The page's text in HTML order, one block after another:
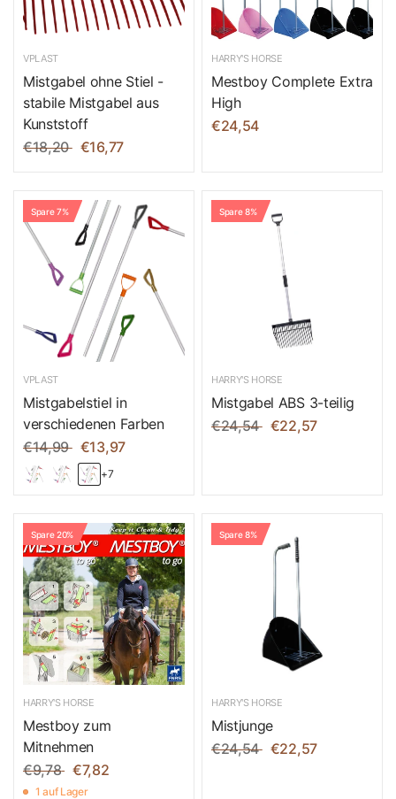
VPLAST
Mistgabel ohne Stiel -
stabile Mistgabel aus
Kunststoff
€18,20
€16,77
HARRY'S HORSE
Mestboy Complete Extra
High
€24,54
Spare 7%
VPLAST
Mistgabelstiel in
verschiedenen Farben
€14,99
€13,97
+7
Spare 8%
HARRY'S HORSE
Mistgabel ABS 3-teilig
€24,54
€22,57
Spare 20%
HARRY'S HORSE
Mestboy zum
Mitnehmen
€9,78
€7,82
1 auf Lager
Spare 8%
HARRY'S HORSE
Mistjunge
€24,54
€22,57